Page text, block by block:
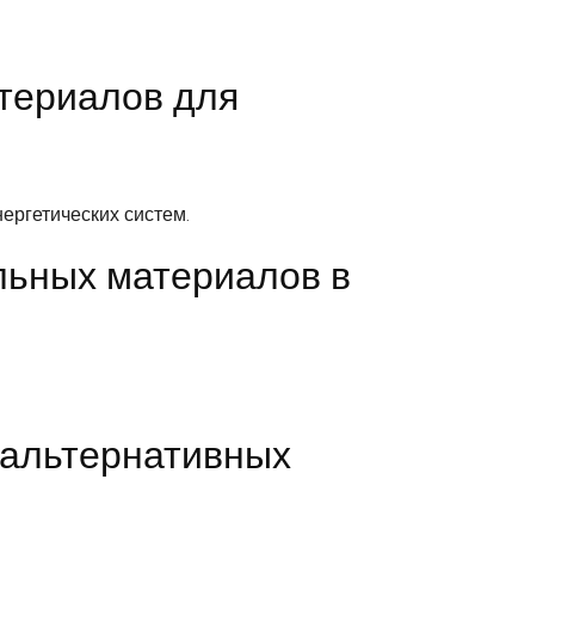
для
систем.
материалов в